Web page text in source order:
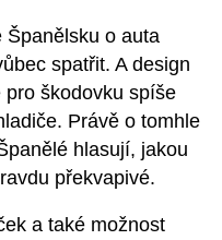
Španělsku o auta
spatřit. A design
škodovku spíše
Právě o tomhle
hlasují, jakou
překvapivé.
a také možnost